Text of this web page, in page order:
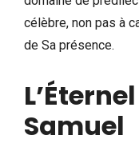
célèbre, non pas à
de Sa présence.
Samuel